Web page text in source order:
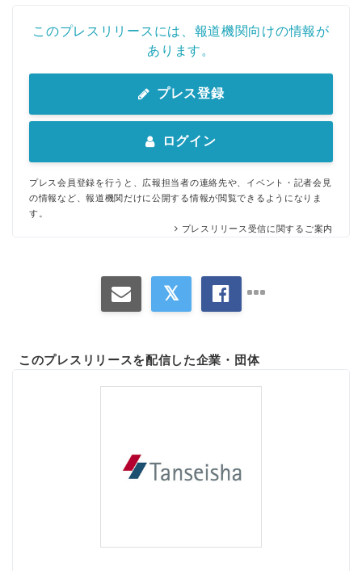
このプレスリリースには、報道機関向けの情報が
あります。
プレス登録
ログイン
プレス会員登録を行うと、広報担当者の連絡先や、イベント・記者会見
の情報など、報道機関だけに公開する情報が閲覧できるようになりま
す。
プレスリリース受信に関するご案内
このプレスリリースを配信した企業・団体